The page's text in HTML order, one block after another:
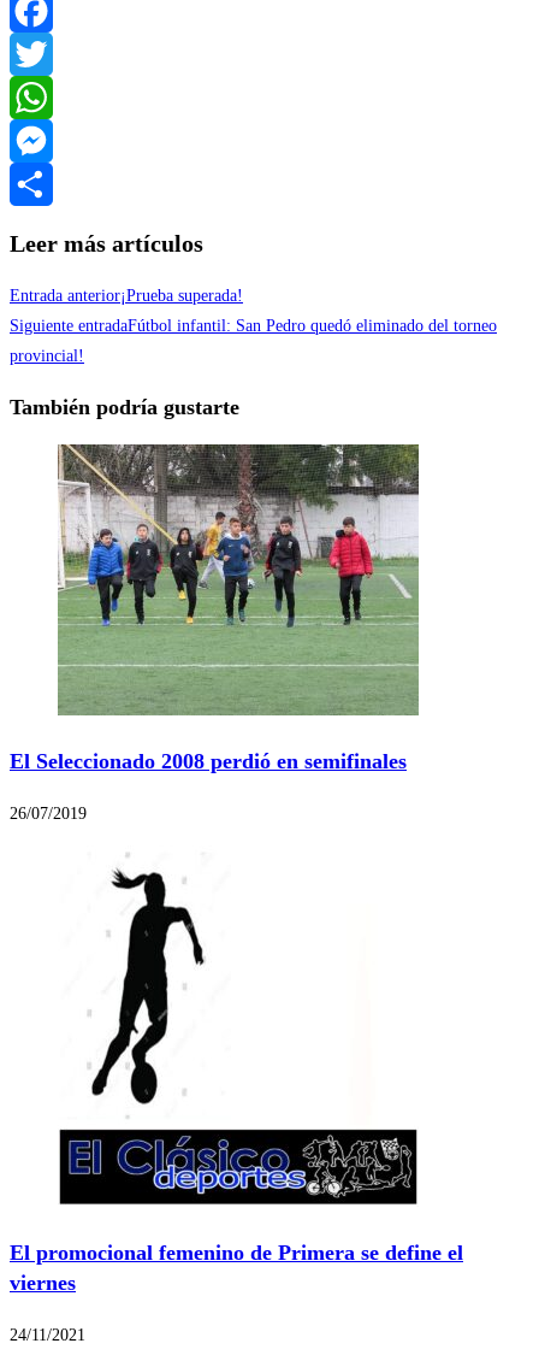
Facebook
Twitter
WhatsApp
Messenger
Leer más artículos
Entrada anterior¡Prueba superada!
Siguiente entradaFútbol infantil: San Pedro quedó eliminado del torneo
provincial!
También podría gustarte
El Seleccionado 2008 perdió en semifinales
26/07/2019
El promocional femenino de Primera se define el
viernes
24/11/2021